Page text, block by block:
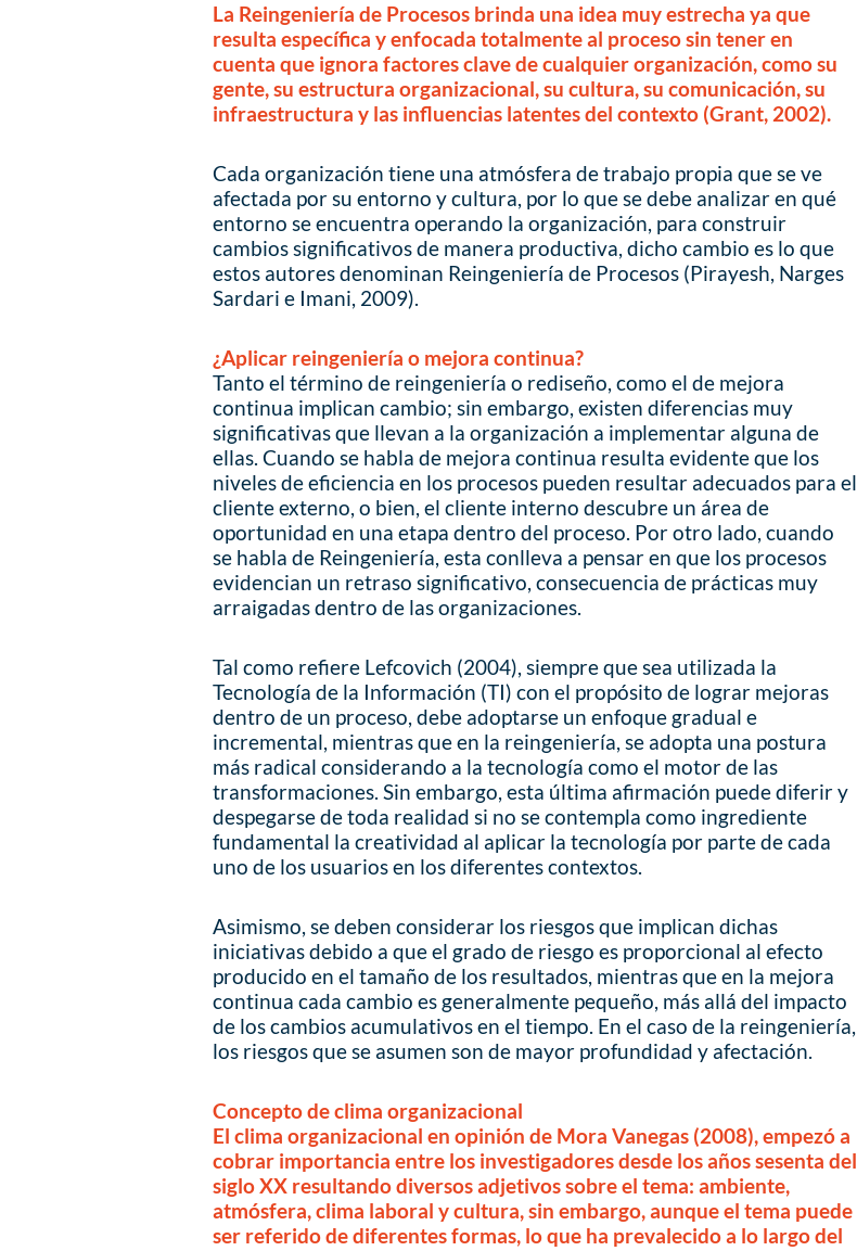
La Reingeniería de Procesos brinda una idea muy estrecha ya que
resulta específica y enfocada totalmente al proceso sin tener en
cuenta que ignora factores clave de cualquier organización, como su
gente, su estructura organizacional, su cultura, su comunicación, su
infraestructura y las influencias latentes del contexto (Grant, 2002).
Cada organización tiene una atmósfera de trabajo propia que se ve
afectada por su entorno y cultura, por lo que se debe analizar en qué
entorno se encuentra operando la organización, para construir
cambios significativos de manera productiva, dicho cambio es lo que
estos autores denominan Reingeniería de Procesos (Pirayesh, Narges
Sardari e Imani, 2009).
¿Aplicar reingeniería o mejora continua?
Tanto el término de reingeniería o rediseño, como el de mejora
continua implican cambio; sin embargo, existen diferencias muy
significativas que llevan a la organización a implementar alguna de
ellas. Cuando se habla de mejora continua resulta evidente que los
niveles de eficiencia en los procesos pueden resultar adecuados para el
cliente externo, o bien, el cliente interno descubre un área de
oportunidad en una etapa dentro del proceso. Por otro lado, cuando
se habla de Reingeniería, esta conlleva a pensar en que los procesos
evidencian un retraso significativo, consecuencia de prácticas muy
arraigadas dentro de las organizaciones.
Tal como refiere Lefcovich (2004), siempre que sea utilizada la
Tecnología de la Información (TI) con el propósito de lograr mejoras
dentro de un proceso, debe adoptarse un enfoque gradual e
incremental, mientras que en la reingeniería, se adopta una postura
más radical considerando a la tecnología como el motor de las
transformaciones. Sin embargo, esta última afirmación puede diferir y
despegarse de toda realidad si no se contempla como ingrediente
fundamental la creatividad al aplicar la tecnología por parte de cada
uno de los usuarios en los diferentes contextos.
Asimismo, se deben considerar los riesgos que implican dichas
iniciativas debido a que el grado de riesgo es proporcional al efecto
producido en el tamaño de los resultados, mientras que en la mejora
continua cada cambio es generalmente pequeño, más allá del impacto
de los cambios acumulativos en el tiempo. En el caso de la reingeniería,
los riesgos que se asumen son de mayor profundidad y afectación.
Concepto de clima organizacional
El clima organizacional en opinión de Mora Vanegas (2008), empezó a
cobrar importancia entre los investigadores desde los años sesenta del
siglo XX resultando diversos adjetivos sobre el tema: ambiente,
atmósfera, clima laboral y cultura, sin embargo, aunque el tema puede
ser referido de diferentes formas, lo que ha prevalecido a lo largo del